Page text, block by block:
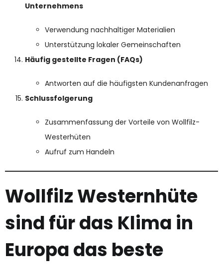
Unternehmens
Verwendung nachhaltiger Materialien
Unterstützung lokaler Gemeinschaften
Häufig gestellte Fragen (FAQs)
Antworten auf die häufigsten Kundenanfragen
Schlussfolgerung
Zusammenfassung der Vorteile von Wollfilz-
Westerhüten
Aufruf zum Handeln
Wollfilz Westernhüte
sind für das Klima in
Europa das beste